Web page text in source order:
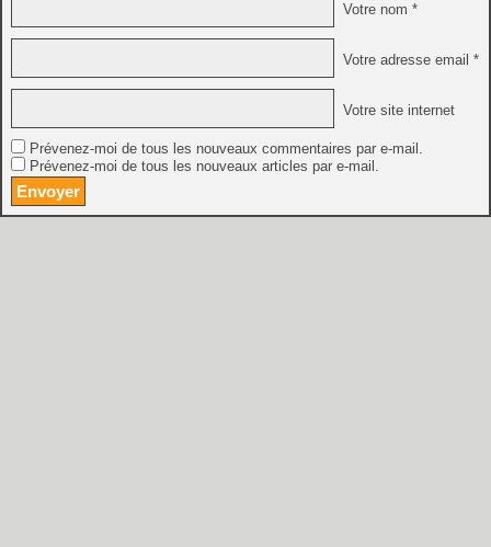
Votre nom *
Votre adresse email *
Votre site internet
Prévenez-moi de tous les nouveaux commentaires par e-mail.
Prévenez-moi de tous les nouveaux articles par e-mail.